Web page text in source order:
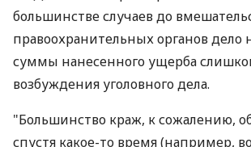
большинстве случаев до
правоохранительных органов дело
суммы нанесенного ущерба
возбуждения уголовного дела.
"Большинство краж, к сожалению,
спустя какое-то время (например,